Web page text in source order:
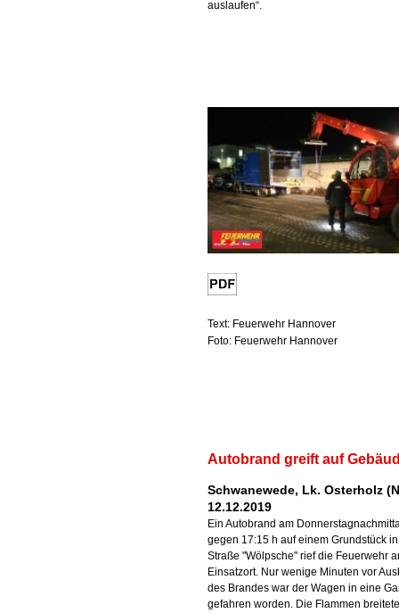
auslaufen“.
Text: Feuerwehr Hannover
Foto: Feuerwehr Hannover
Autobrand greift auf
Schwanewede, Lk. Osterholz
12.12.2019
Ein Autobrand am
gegen 17:15 h auf einem Grundstück
Straße "Wölpsche" rief die Feuerwehr
Einsatzort. Nur wenige Minuten vor
des Brandes war der Wagen in eine
gefahren worden. Die Flammen